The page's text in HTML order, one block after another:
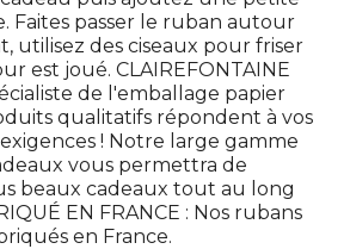
Faites passer le ruban autour
utilisez des ciseaux pour friser
est joué. CLAIREFONTAINE
de l'emballage papier
qualitatifs répondent à vos
! Notre large gamme
vous permettra de
beaux cadeaux tout au long
EN FRANCE : Nos rubans
en France.